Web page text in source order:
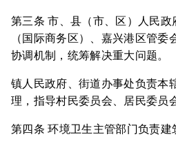
第三条 市、县（市、区）人民
（国际商务区）、嘉兴港区管
协调机制，统筹解决重大问题。
镇人民政府、街道办事处负责本
理，指导村民委员会、居民委员
第四条 环境卫生主管部门负责建